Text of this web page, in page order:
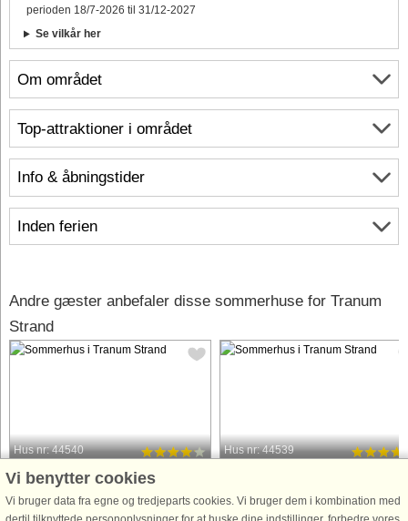
Om området
Info & åbningstider
Inden ferien
perioden 18/7-2026 til 31/12-2027
Se vilkår her
Top-attraktioner i området
Andre gæster anbefaler disse sommerhuse for Tranum
Strand
Hus nr: 44540
Tranum Strand
6 personer, 60 m²
100 m til kyst.
Hus nr: 44539
4 personer, 60 m²
100 m til kyst.
Vi benytter cookies
Vi bruger data fra egne og tredjeparts cookies. Vi bruger dem i kombination med